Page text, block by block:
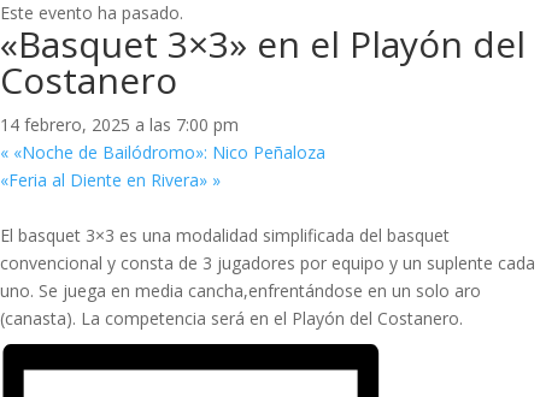
Este evento ha pasado.
«Basquet 3×3» en el Playón del
Costanero
14 febrero, 2025 a las 7:00 pm
« «Noche de Bailódromo»: Nico Peñaloza
«Feria al Diente en Rivera» »
El basquet 3×3 es una modalidad simplificada del basquet
convencional y consta de 3 jugadores por equipo y un suplente cada
uno. Se juega en media cancha,enfrentándose en un solo aro
(canasta). La competencia será en el Playón del Costanero.